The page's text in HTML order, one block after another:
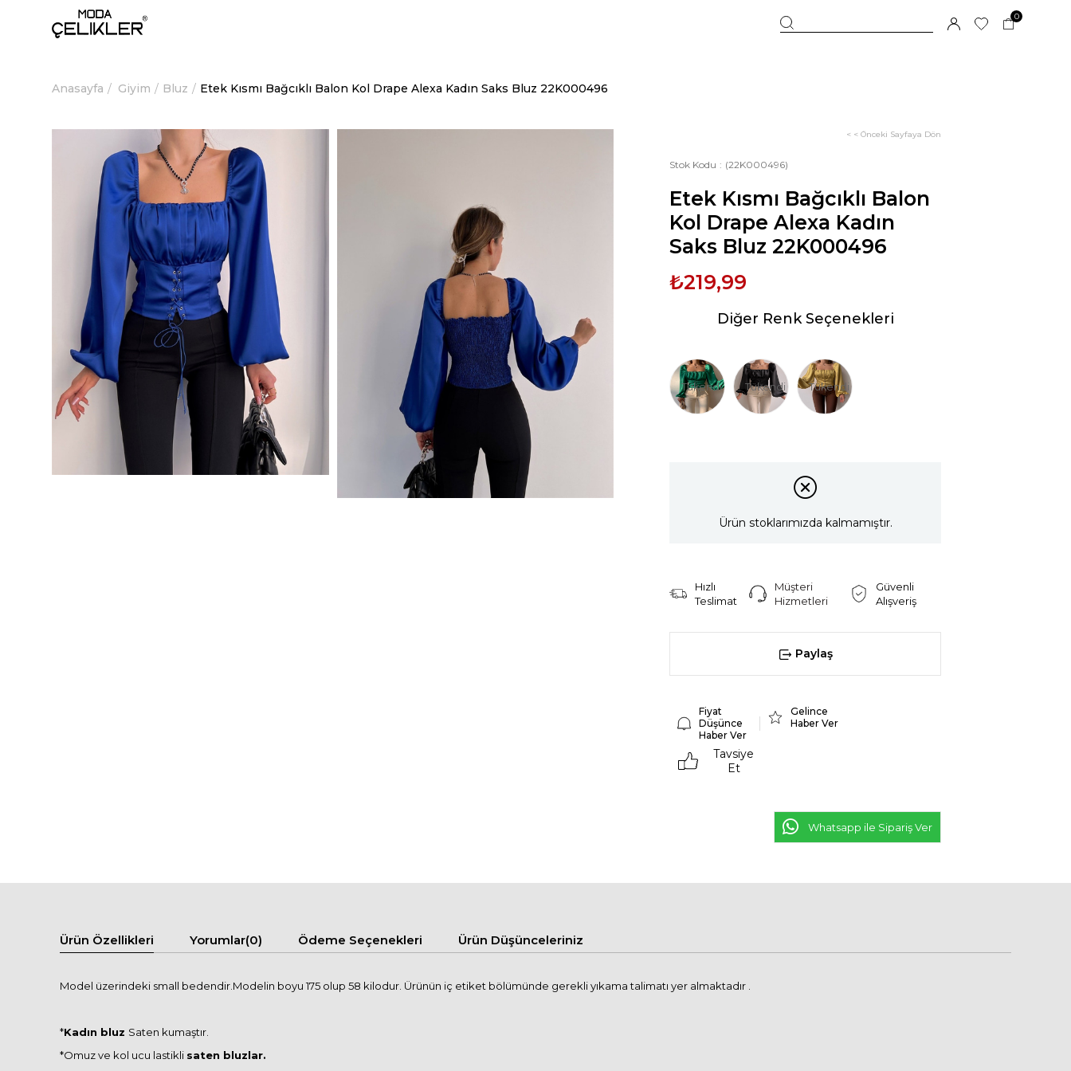
0
Anasayfa Giyim Bluz Etek Kısmı Bağcıklı Balon Kol Drape Alexa Kadın Saks Bluz 22K000496
< < Önceki Sayfaya Dön
Stok Kodu (22K000496)
Etek Kısmı Bağcıklı Balon
Kol Drape Alexa Kadın
Saks Bluz 22K000496
₺219,99
Diğer Renk Seçenekleri
Tükendi Tükendi Tükendi
Ürün stoklarımızda kalmamıştır.
Hızlı
Teslimat
Müşteri
Hizmetleri
Güvenli
Alışveriş
Paylaş
Fiyat
Düşünce
Haber Ver
Gelince
Haber Ver
Tavsiye
Et
Whatsapp ile Sipariş Ver
Ürün Özellikleri Yorumlar(0) Ödeme Seçenekleri Ürün Düşünceleriniz
Model üzerindeki small bedendir.Modelin boyu 175 olup 58 kilodur. Ürünün iç etiket bölümünde gerekli yıkama talimatı yer almaktadır .
*Kadın bluz Saten kumaştır.
*Omuz ve kol ucu lastikli saten bluzlar.